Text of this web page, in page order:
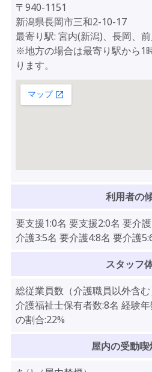
〒940-1151
新潟県長岡市三和2-10-17
最寄り駅: 宮内(新潟)、長岡、
※地方の場合は最寄り駅から1
ります。
利用者の
要支援1:0名 要支援2:0名 要介
介護3:5名 要介護4:8名 要介護
スタッフ
総従業員数（介護職員以外含
介護福祉士保有者数:8名 経験
の割合:22%
屋内の受動喫